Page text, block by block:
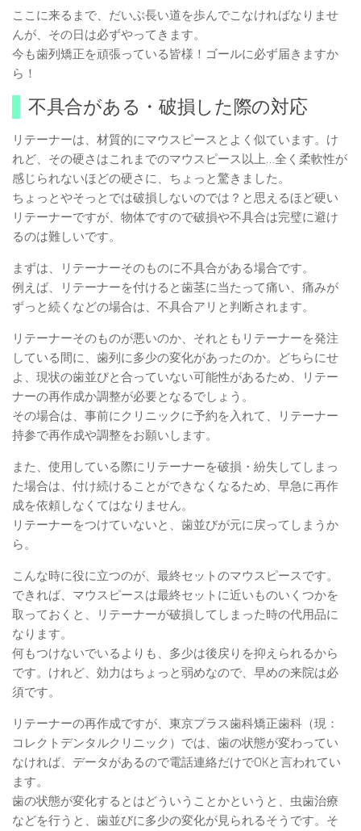
ここに来るまで、だいぶ長い道を歩んでこなければなりませ
んが、その日は必ずやってきます。
今も歯列矯正を頑張っている皆様！ゴールに必ず届きますか
ら！
不具合がある・破損した際の対応
リテーナーは、材質的にマウスピースとよく似ています。け
れど、その硬さはこれまでのマウスピース以上…全く柔軟性が
感じられないほどの硬さに、ちょっと驚きました。
ちょっとやそっとでは破損しないのでは？と思えるほど硬い
リテーナーですが、物体ですので破損や不具合は完璧に避け
るのは難しいです。
まずは、リテーナーそのものに不具合がある場合です。
例えば、リテーナーを付けると歯茎に当たって痛い、痛みが
ずっと続くなどの場合は、不具合アリと判断されます。
リテーナーそのものが悪いのか、それともリテーナーを発注
している間に、歯列に多少の変化があったのか。どちらにせ
よ、現状の歯並びと合っていない可能性があるため、リテー
ナーの再作成か調整が必要となるでしょう。
その場合は、事前にクリニックに予約を入れて、リテーナー
持参で再作成や調整をお願いします。
また、使用している際にリテーナーを破損・紛失してしまっ
た場合は、付け続けることができなくなるため、早急に再作
成を依頼しなくてはなりません。
リテーナーをつけていないと、歯並びが元に戻ってしまうか
ら。
こんな時に役に立つのが、最終セットのマウスピースです。
できれば、マウスピースは最終セットに近いものいくつかを
取っておくと、リテーナーが破損してしまった時の代用品に
なります。
何もつけないでいるよりも、多少は後戻りを抑えられるから
です。けれど、効力はちょっと弱めなので、早めの来院は必
須です。
リテーナーの再作成ですが、東京プラス歯科矯正歯科（現：
コレクトデンタルクリニック）では、歯の状態が変わってい
なければ、データがあるので電話連絡だけでOKと言われてい
ます。
歯の状態が変化するとはどういうことかというと、虫歯治療
などを行うと、歯並びに多少の変化が見られるそうです。そ